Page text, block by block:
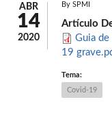
ABR
14
2020
By SPMI
Artículo
Guia
19
Tema:
Covid-19